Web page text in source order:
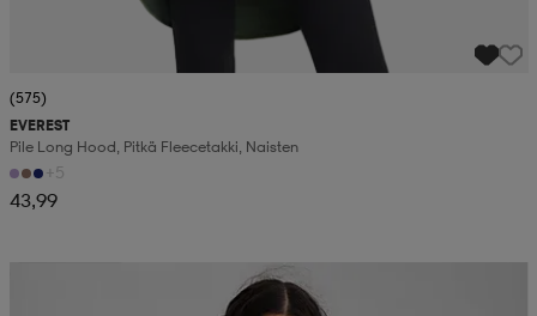
(575)
EVEREST
Pile Long Hood, Pitkä Fleecetakki, Naisten
+5
43,99